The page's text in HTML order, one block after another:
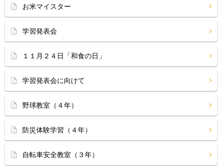
お米マイスター
学習発表会
１１月２４日「和食の日」
学習発表会に向けて
野球教室（４年）
防災体験学習（４年）
自転車安全教室（３年）